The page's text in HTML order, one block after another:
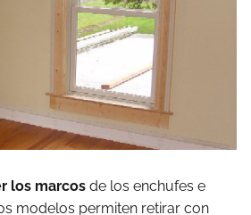
los marcos de los enchufes e
modelos permiten retirar con